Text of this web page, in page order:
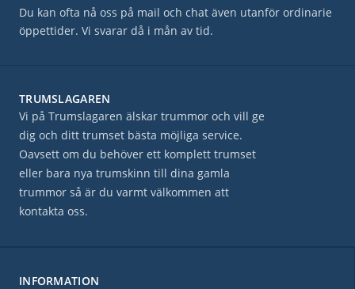
Du kan ofta nå oss på mail och chat även utanför ordinarie
öppettider. Vi svarar då i mån av tid.
TRUMSLAGAREN
Vi på Trumslagaren älskar trummor och vill ge
dig och ditt trumset bästa möjliga service.
Oavsett om du behöver ett komplett trumset
eller bara nya trumskinn till dina gamla
trummor så är du varmt välkommen att
kontakta oss.
INFORMATION